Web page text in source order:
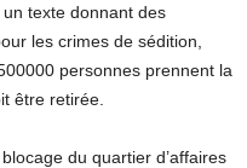
texte donnant des
les crimes de sédition,
personnes prennent la
être retirée.
du quartier d’affaires